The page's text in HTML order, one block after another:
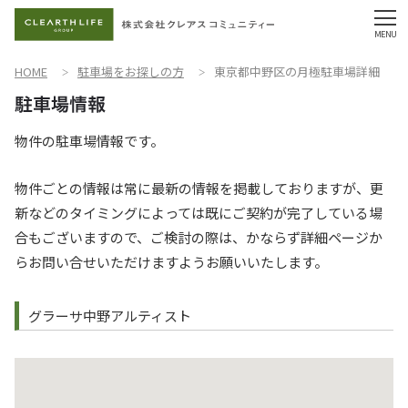
HOME 駐車場をお探しの方 東京都中野区の月極駐車場詳細
物件の駐車場情報です。
物件ごとの情報は常に最新の情報を掲載しておりますが、更
新などのタイミングによっては既にご契約が完了している場
合もございますので、ご検討の際は、かならず詳細ページか
らお問い合せいただけますようお願いいたします。
グラーサ中野アルティスト